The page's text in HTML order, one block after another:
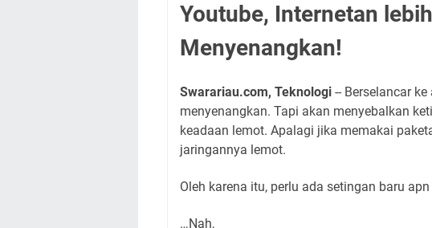
Youtube, Internetan
Menyenangkan!
Swarariau.com, Teknologi -- Berselancar
menyenangkan. Tapi akan menyebalkan
keadaan lemot. Apalagi jika memakai
jaringannya lemot.
Oleh karena itu, perlu ada setingan baru
…Nah,